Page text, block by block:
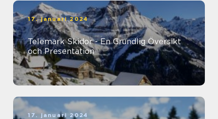
17. januari 2024
Telemark Skidor - En Grundlig Översikt
och Presentation
17. januari 2024